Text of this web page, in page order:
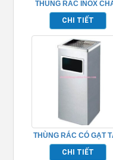
THÙNG RÁC INOX
ĐẠP MÀU TRẮNG
CHI TIẾT
THÙNG RÁC CÓ GẠT
THUỐC – TP692121N
CHI TIẾT